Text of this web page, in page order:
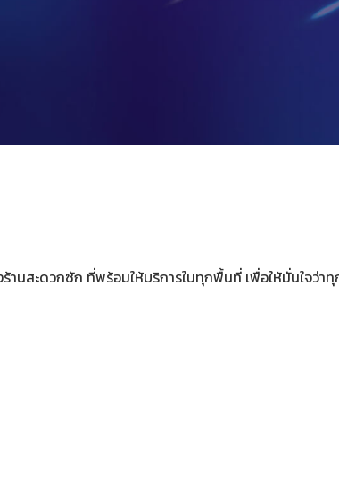
นสะดวกซัก ที่พร้อมให้บริการในทุกพื้นที่ เพื่อให้มั่นใจว่าทุ